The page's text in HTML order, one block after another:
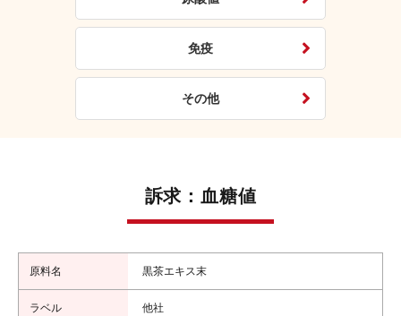
免疫
その他
訴求：血糖値
黒茶エキス末
他社